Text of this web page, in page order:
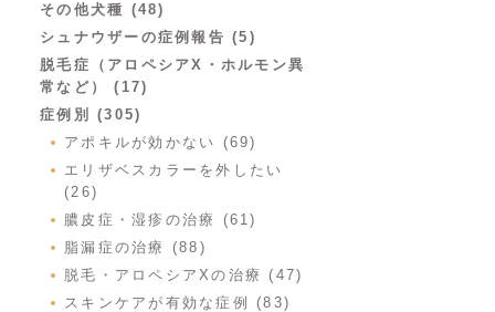
その他犬種 (48)
シュナウザーの症例報告 (5)
脱毛症（アロペシアX・ホルモン異
常など） (17)
症例別 (305)
アポキルが効かない (69)
エリザベスカラーを外したい
(26)
膿皮症・湿疹の治療 (61)
脂漏症の治療 (88)
脱毛・アロペシアXの治療 (47)
スキンケアが有効な症例 (83)